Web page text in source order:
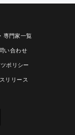
専門家一覧
い合わせ
ポリシー
リリース